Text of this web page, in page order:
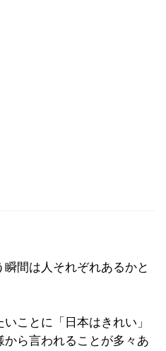
間は人それぞれあるかと
ことに「日本はきれい」
から言われることが多々あ